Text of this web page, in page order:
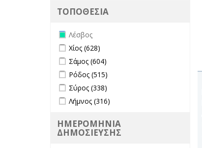
ΤΟΠΟΘΕΣΙΑ
Remove Λέσβος filter
Λέσβος
Apply Χίος filter
Χίος (628)
Apply Σάμος filter
Σάμος (604)
Apply Ρόδος filter
Ρόδος (515)
Apply Σύρος filter
Σύρος (338)
Apply Λήμνος filter
Λήμνος (316)
ΗΜΕΡΟΜΗΝΙΑ
ΔΗΜΟΣΙΕΥΣΗΣ